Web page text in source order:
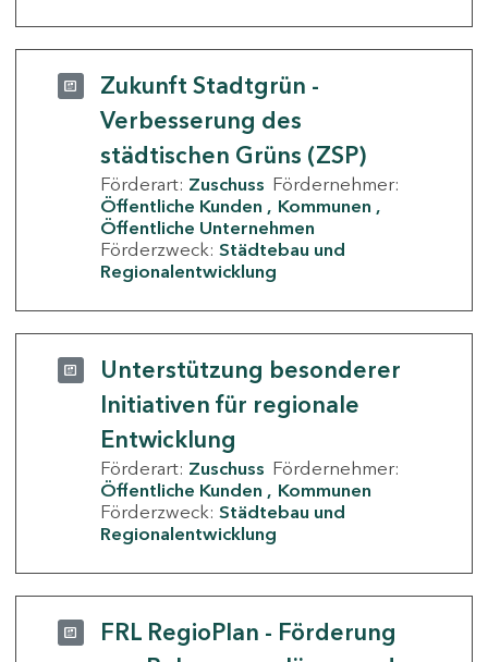
Zukunft Stadtgrün -
Verbesserung des
städtischen Grüns (ZSP)
Förderart: Zuschuss Fördernehmer:
Öffentliche Kunden
Kommunen
Öffentliche Unternehmen
Förderzweck: Städtebau und
Regionalentwicklung
Unterstützung besonderer
Initiativen für regionale
Entwicklung
Förderart: Zuschuss Fördernehmer:
Öffentliche Kunden
Kommunen
Förderzweck: Städtebau und
Regionalentwicklung
FRL RegioPlan - Förderung